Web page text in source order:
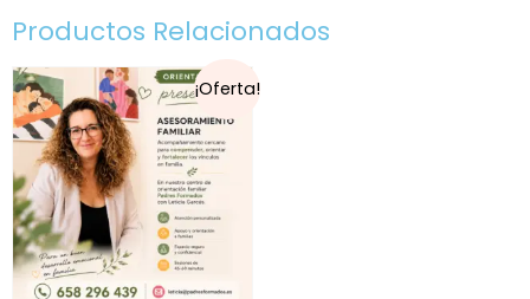
Productos Relacionados
¡Oferta!